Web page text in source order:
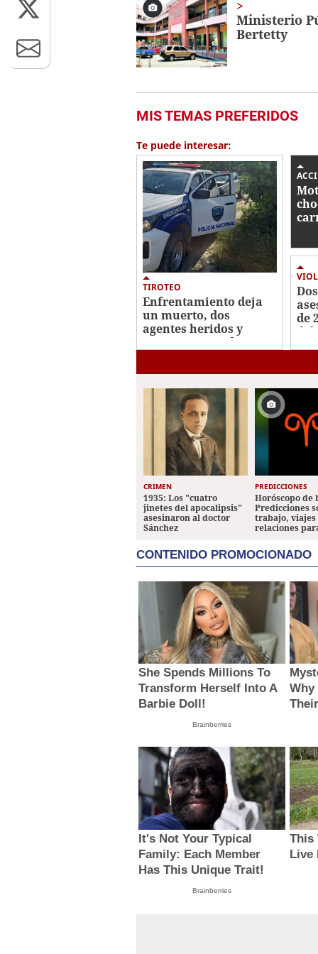
Ministerio
Bertetty
MIS TEMAS PREFERIDOS
Te puede interesar:
TIROTEO
Enfrentamiento deja
un muerto, dos
agentes heridos y
varios capturados en
de
CRIMEN
1935: Los "cuatro
jinetes del apocalipsis"
asesinaron al doctor
Sánchez
PREDICCIONES
Horóscopo de
Predicciones
trabajo, viajes
relaciones
CONTENIDO PROMOCIONADO
She Spends Millions To
Transform Herself Into A
Barbie Doll!
Brainberries
Why
It's Not Your Typical
Family: Each Member
Has This Unique Trait!
Brainberries
This
Live